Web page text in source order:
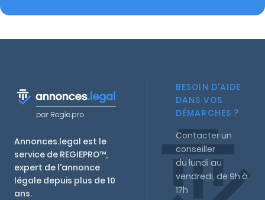
Annonces.legal est le
service de REGIEPRO™,
expert de l'annonce
légale depuis plus de 10
ans.
BESOIN D'AIDE
DANS VOS
DÉMARCHES ?
Contacter un
conseiller
du lundi au
vendredi, de 9h à
17h